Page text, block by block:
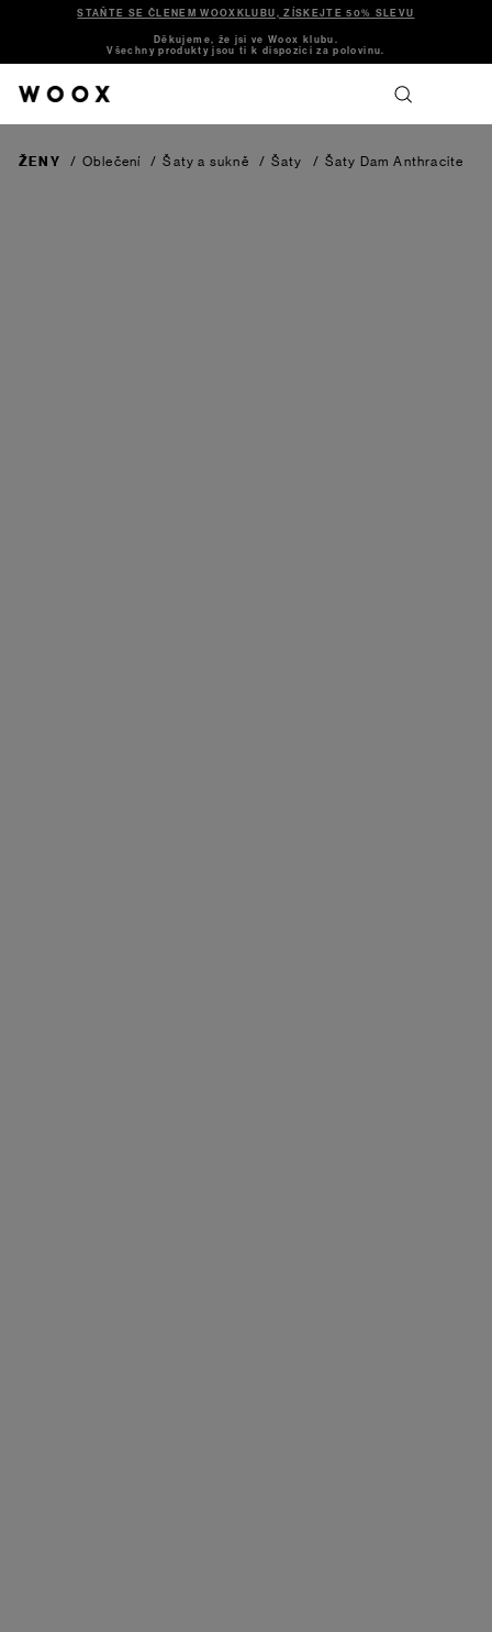
STAŇTE SE ČLENEM WOOXKLUBU, ZÍSKEJTE 50% SLEVU
Děkujeme, že jsi ve Woox klubu.
Všechny produkty jsou ti k dispozici za polovinu.
ŽENY / Oblečení / Šaty a sukně / Šaty / Šaty DamAnthracite